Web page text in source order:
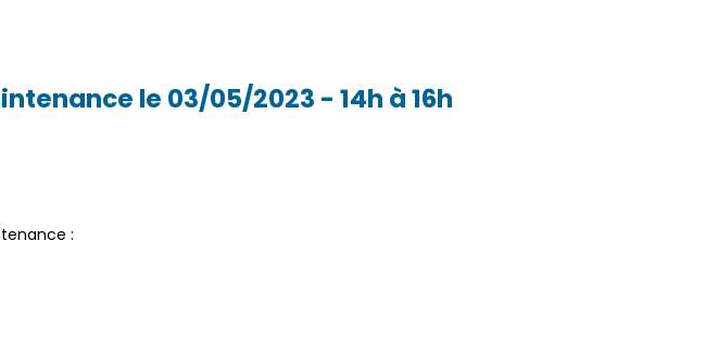
le 03/05/2023 - 14h à 16h
: